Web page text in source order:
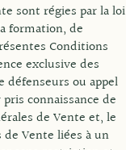
sont régies par la loi
formation, de
Conditions
exclusive des
ou appel
connaissance de
de Vente et, le
Vente liées à un